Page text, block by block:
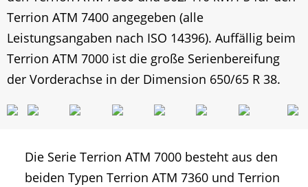
Terrion ATM 7400 angegeben (alle
Leistungsangaben nach ISO 14396). Auffällig beim
Terrion ATM 7000 ist die große Serienbereifung
der Vorderachse in der Dimension 650/65 R 38.
Die Serie Terrion ATM 7000 besteht aus den
beiden Typen Terrion ATM 7360 und Terrion